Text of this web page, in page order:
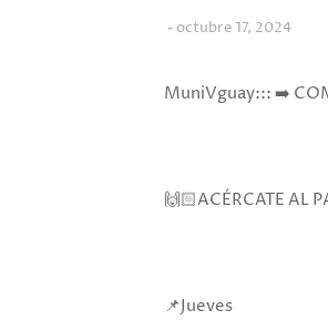
octubre 17, 2024
MuniVguay::: ➡️
🙌🏻ACÉRCATE AL
📌Jueves